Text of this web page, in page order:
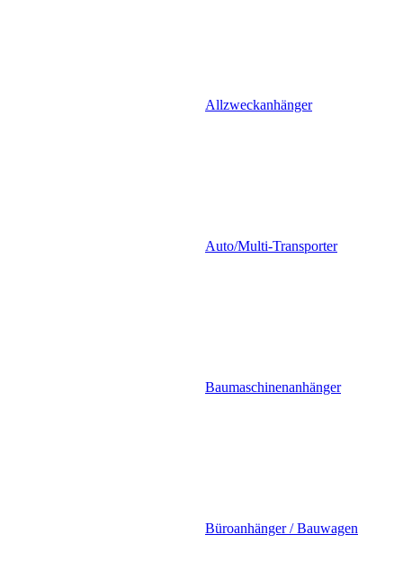
Allzweckanhänger
Auto/Multi-Transporter
Baumaschinenanhänger
Büroanhänger / Bauwagen